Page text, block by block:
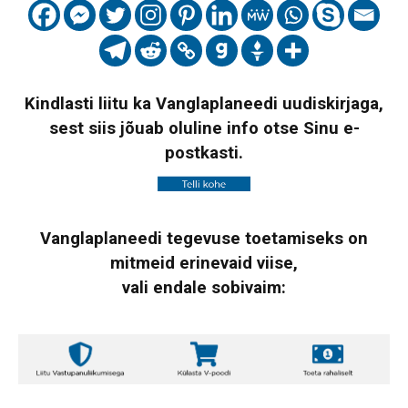
Kindlasti liitu ka Vanglaplaneedi uudiskirjaga,
sest siis jõuab oluline info otse Sinu e-
postkasti.
Vanglaplaneedi tegevuse toetamiseks on
mitmeid erinevaid viise,
vali endale sobivaim: